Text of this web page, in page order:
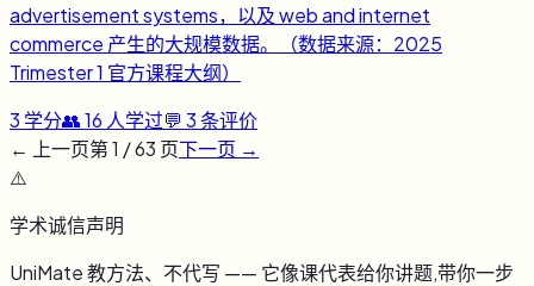
advertisement systems，以及 web and internet
commerce 产生的大规模数据。（数据来源：2025
Trimester 1 官方课程大纲）
3 学分👥16 人学过💬 3条评价
← 上一页第1 /63 页下一页 →
⚠️
学术诚信声明
UniMate 教方法、不代写 —— 它像课代表给你讲题,带你一步